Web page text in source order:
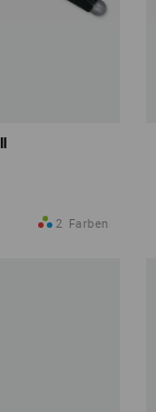
2 Farben